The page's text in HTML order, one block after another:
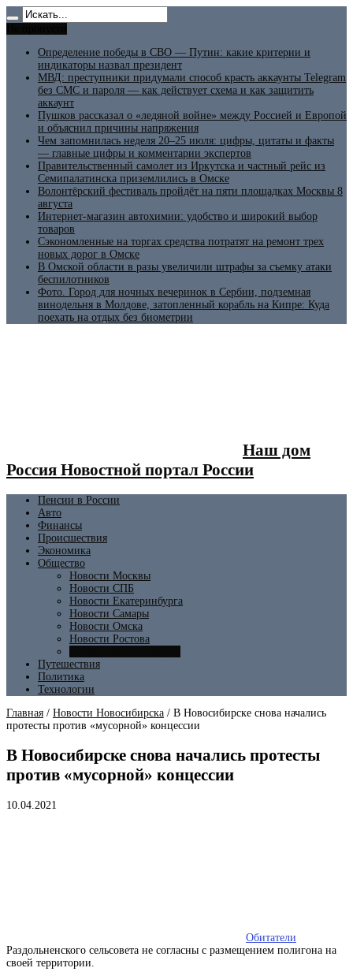
Определение победы в СВО — Путин: какие критерии и
индикаторы назвал президент
МВД: преступники придумали способ красть аккаунты Telegram
без СМС и пароля — как действует схема и как защитить
аккаунт
Пушков рассказал о «ледяной войне» между Россией и Европой
и объяснил причины напряжения
Чем запомнилась неделя 20–25 июля: цифры, цитаты и факты
— главные цифры и комментарии экспертов
Правительственный самолет из Иркутска и частный рейс из
Семипалатинска приземлились в Омске
Волонтёрский фестиваль пройдёт на пяти площадках Москвы 8
августа
Интернет-магазин автохимии: удобство и широкий выбор
товаров
Сэкономленные на торгах средства потратят на ремонт трех
новых дорог в Омске
В Омской области в разы увеличили штрафы за съемку атаки
беспилотников
Фото. Город для ночных вечеринок в Сербии, подземная
винодельня в Молдове, затопленный корабль на Кипре: Куда
поехать на отдых без биометрии
Наш дом
Россия Новостной портал России
Пенсии в России
Авто
Финансы
Происшествия
Экономика
Общество
Новости Москвы
Новости СПБ
Новости Екатеринбурга
Новости Самары
Новости Омска
Новости Ростова
Путешествия
Политика
Технологии
Главная / Новости Новосибирска / В Новосибирске снова начались
протесты против «мусорной» концессии
В Новосибирске снова начались протесты
против «мусорной» концессии
10.04.2021
Обитатели
Раздольненского сельсовета не согласны с размещением полигона на
своей территории.